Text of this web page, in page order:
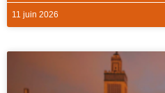
11 juin 2026